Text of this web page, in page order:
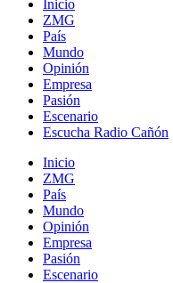
Inicio
ZMG
País
Mundo
Opinión
Empresa
Pasión
Escenario
Escucha Radio Cañón
Inicio
ZMG
País
Mundo
Opinión
Empresa
Pasión
Escenario